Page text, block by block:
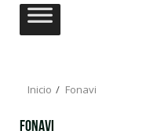
Saltar
Inicio Fonavi
Fonavi